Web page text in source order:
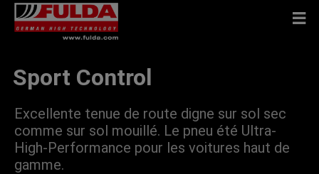
Sport Control
Excellente tenue de route digne sur sol sec
comme sur sol mouillé. Le pneu été Ultra-
High-Performance pour les voitures haut de
gamme.